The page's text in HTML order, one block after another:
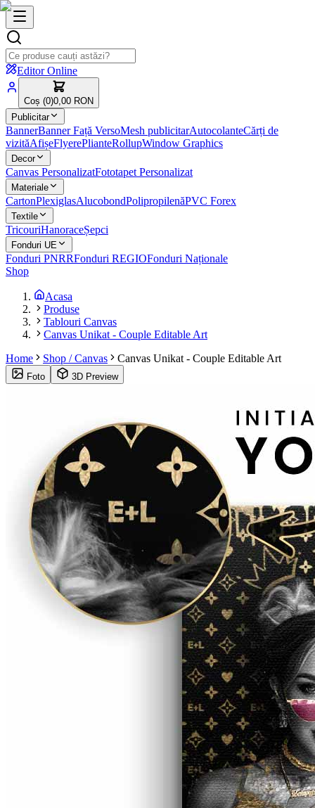
Editor Online
Coș (0)0,00 RON
Publicitar
BannerBanner Față VersoMesh publicitarAutocolanteCărți de
vizităAfișeFlyerePlianteRollupWindow Graphics
Decor
Canvas PersonalizatFototapet Personalizat
Materiale
CartonPlexiglasAlucobondPolipropilenăPVC Forex
Textile
TricouriHanoraceȘepci
Fonduri UE
Fonduri PNRRFonduri REGIOFonduri Naționale
Shop
Acasa
Produse
Tablouri Canvas
Canvas Unikat - Couple Editable Art
Home
Shop / Canvas Canvas Unikat - Couple Editable Art
Foto 3D Preview